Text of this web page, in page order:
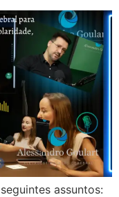
assuntos: